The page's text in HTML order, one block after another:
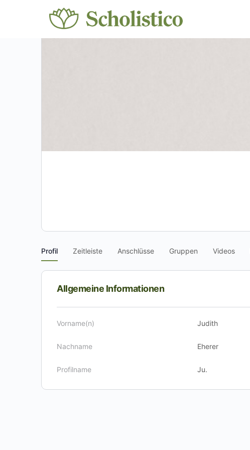
Profil Zeitleiste Anschlüsse Gruppen Videos
Allgemeine Informationen
Vorname(n) Judith
Nachname Eherer
Profilname Ju.